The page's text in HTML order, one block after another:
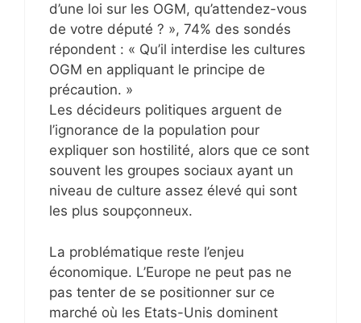
d’une loi sur les OGM, qu’attendez-vous
de votre député ? », 74% des sondés
répondent : « Qu’il interdise les cultures
OGM en appliquant le principe de
précaution. »
Les décideurs politiques arguent de
l’ignorance de la population pour
expliquer son hostilité, alors que ce sont
souvent les groupes sociaux ayant un
niveau de culture assez élevé qui sont
les plus soupçonneux.
La problématique reste l’enjeu
économique. L’Europe ne peut pas ne
pas tenter de se positionner sur ce
marché où les Etats-Unis dominent